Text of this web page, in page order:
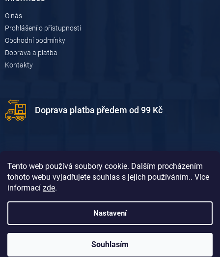
Tento web používá soubory cookie. Dalším procházením
tohoto webu vyjadřujete souhlas s jejich používáním.. Více
informací zde.
Nastavení
Souhlasím
O nás
Prohlášení o přístupnosti
Obchodní podmínky
Doprava a platba
Kontakty
Doprava platba předem od 99 Kč
Doprava platba dobírkou od 119 Kč